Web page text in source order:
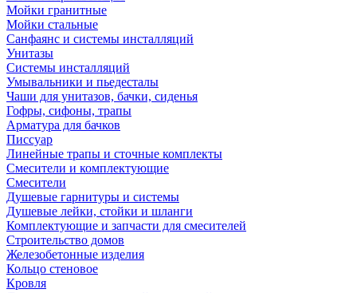
Мойки гранитные
Мойки стальные
Санфаянс и системы инсталляций
Унитазы
Системы инсталляций
Умывальники и пьедесталы
Чаши для унитазов, бачки, сиденья
Гофры, сифоны, трапы
Арматура для бачков
Писсуар
Линейные трапы и сточные комплекты
Смесители и комплектующие
Смесители
Душевые гарнитуры и системы
Душевые лейки, стойки и шланги
Комплектующие и запчасти для смесителей
Строительство домов
Железобетонные изделия
Кольцо стеновое
Кровля